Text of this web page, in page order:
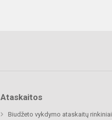
Ataskaitos
Biudžeto vykdymo ataskaitų rinkiniai